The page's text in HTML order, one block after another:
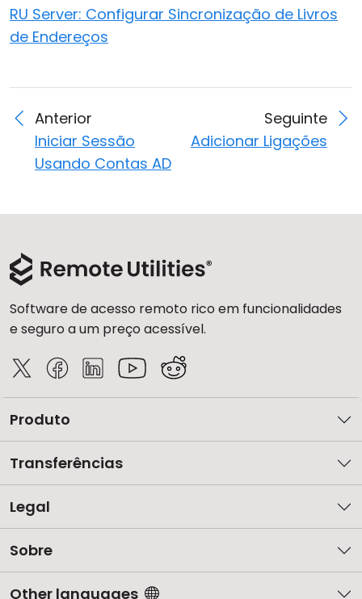
RU Server: Configurar Sincronização de Livros
de Endereços
Anterior
Iniciar Sessão
Usando Contas AD
Seguinte
Adicionar Ligações
Software de acesso remoto rico em funcionalidades
e seguro a um preço acessível.
Produto
Transferências
Legal
Sobre
Other languages